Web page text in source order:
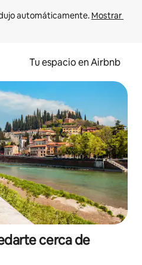
automáticamente. Mostrar
Tu espacio en Airbnb
cerca de